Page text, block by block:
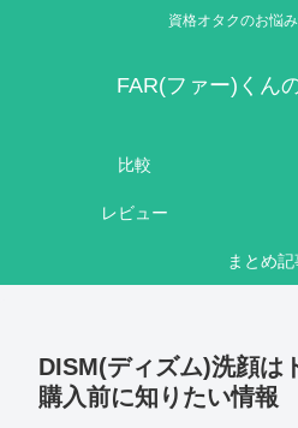
資格オタクのお悩
FAR(ファー)くん
比較
レビュー
まとめ記
DISM(ディズム)洗顔は
購入前に知りたい情報